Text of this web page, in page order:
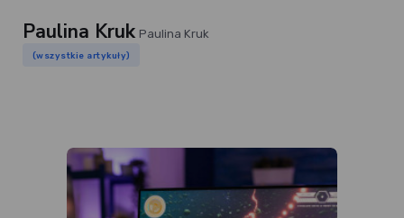
Paulina Kruk Paulina Kruk
(wszystkie artykuły)